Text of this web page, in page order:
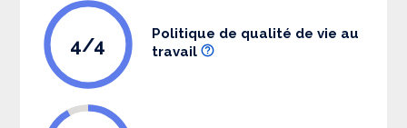
4/4
Politique de qualité de vie au
travail